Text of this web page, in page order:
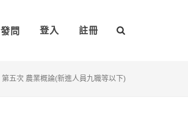
發問 登入 註冊
第五次 農業概論(新進人員九職等以下)